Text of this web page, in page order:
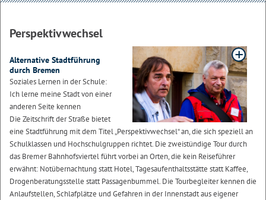
Perspektivwechsel
Alternative Stadtführung
durch Bremen
Soziales Lernen in der Schule:
Ich lerne meine Stadt von einer
anderen Seite kennen
Die Zeitschrift der Straße bietet
eine Stadtführung mit dem Titel „Perspektivwechsel“ an, die sich speziell an
Schulklassen und Hochschulgruppen richtet. Die zweistündige Tour durch
das Bremer Bahnhofsviertel führt vorbei an Orten, die kein Reiseführer
erwähnt: Notübernachtung statt Hotel, Tagesaufenthaltsstätte statt Kaffee,
Drogenberatungsstelle statt Passagenbummel. Die Tourbegleiter kennen die
Anlaufstellen, Schlafplätze und Gefahren in der Innenstadt aus eigener